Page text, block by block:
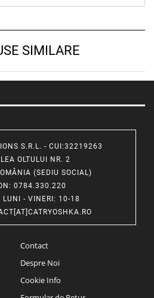
SIMILARE
S.R.L. - CUI:32219263
OLTULUI NR. 2
(SEDIU SOCIAL)
: 0784.330.220
LUNI - VINERI: 10-18
Contact
Despre Noi
Cookie Info